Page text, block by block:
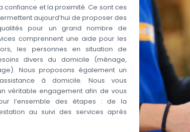
confiance et la proximité. Ce sont ces
aujourd’hui de proposer des
pour un grand nombre de
comprennent une aide pour les
les personnes en situation de
divers du domicile (ménage,
Nous proposons également un
à domicile. Nous vous
véritable engagement afin de vous
l’ensemble des étapes : de la
au suivi des services après